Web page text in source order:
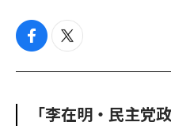
f
c
t
i
e
「李在明・民主党